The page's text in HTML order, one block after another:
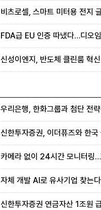
비츠로셀, 스마트 미터용 전지
FDA급 EU 인증 따냈다…디오
신성이엔지, 반도체 클린룸 혁
우리은행, 한화그룹과 첨단 전
신한투자증권, 이더퓨즈와 한
카메라 없이 24시간 모니터링
자체 개발 AI로 유사기업 찾는
신한투자증권 연금자산 1조원